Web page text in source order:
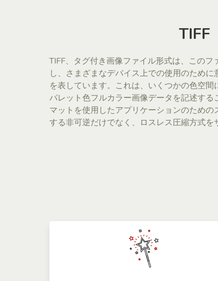
TIFF
TIFF、タグ付き画像ファイル形式は、この
し、さまざまなデバイス上での使用のため
を表しています。これは、いくつかの色空間
パレット色フルカラー画像データを記述す
マットを使用したアプリケーションのため
する非可逆だけでなく、ロスレス圧縮方式を